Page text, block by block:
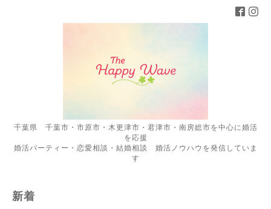
千葉県 千葉市・市原市・木更津市・君津市・南房総市を中心に婚活
を応援
婚活パーティー・恋愛相談・結婚相談 婚活ノウハウを発信していま
す
新着